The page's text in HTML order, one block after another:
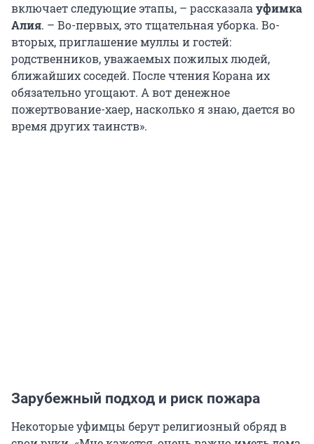
включает следующие этапы, – рассказала уфимка
Алия. – Во-первых, это тщательная уборка. Во-
вторых, приглашение муллы и гостей:
родственников, уважаемых пожилых людей,
ближайших соседей. После чтения Корана их
обязательно угощают. А вот денежное
пожертвование-хаер, насколько я знаю, дается во
время других таинств».
Зарубежный подход и риск пожара
Некоторые уфимцы берут религиозный обряд в